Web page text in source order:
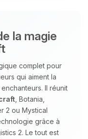
la magie
complet pour
qui aiment la
Il réunit
, Botania,
2 ou Mystical
grâce à
2. Le tout est